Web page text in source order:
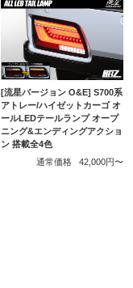
[流星バージョン O&E] S700系
アトレー/ハイゼットカーゴ オ
ールLEDテールランプ オープ
ニング&エンディングアクショ
ン 搭載全4色
通常価格
42,000円〜